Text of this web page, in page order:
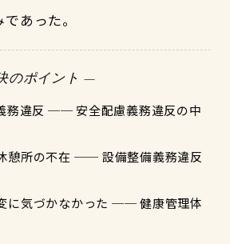
あった。
のポイント —
務違反 ── 安全配慮義務違反の中
憩所の不在 ── 設備整備義務違反
に気づかなかった ── 健康管理体